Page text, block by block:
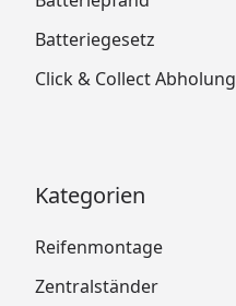
Batteriegesetz
Click & Collect Abholung
Kategorien
Reifenmontage
Zentralständer